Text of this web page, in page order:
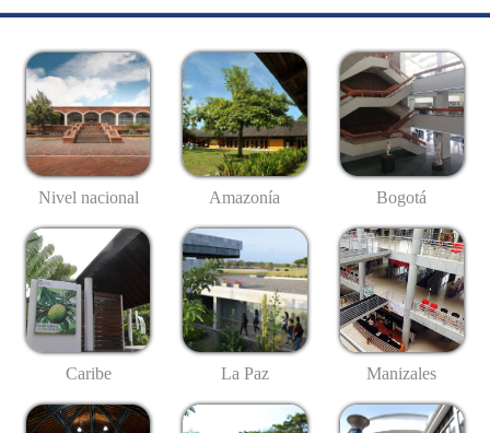
Nivel nacional Amazonía Bogotá
Caribe La Paz Manizales